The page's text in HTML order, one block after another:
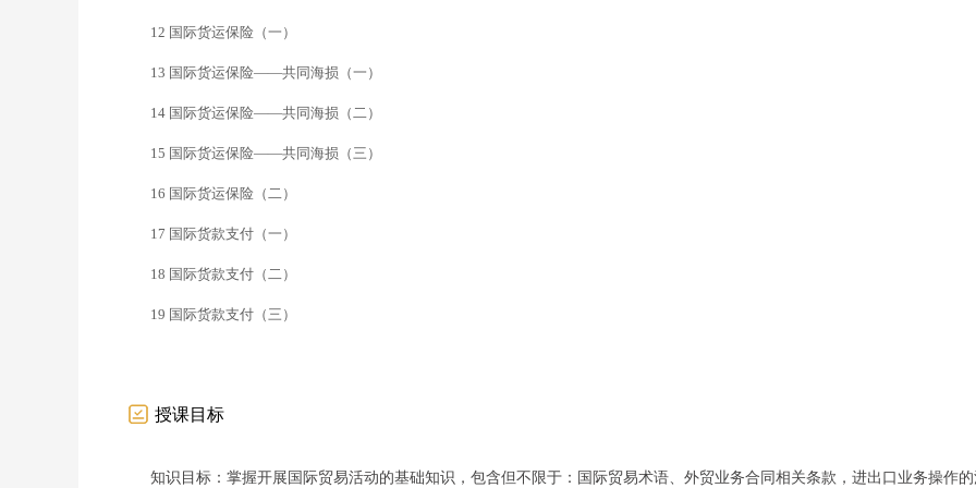
12 国际货运保险（一）
13 国际货运保险——共同海损（一）
14 国际货运保险——共同海损（二）
15 国际货运保险——共同海损（三）
16 国际货运保险（二）
17 国际货款支付（一）
18 国际货款支付（二）
19 国际货款支付（三）
授课目标
知识目标：掌握开展国际贸易活动的基础知识，包含但不限于：国际贸易术语、外贸业务合同相关条款，进出口业务操作